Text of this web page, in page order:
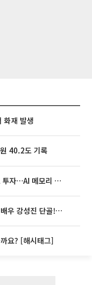
화재 발생
40.2도 기록
SK하이닉스, 용인·청주에 54조 투자…AI 메모리 생산기지 키운다
'2TV 생생정보' 오늘방송맛집- 배우 강성진 단골! 쌀국수ㆍ푸팟퐁 커리 맛집 '블○○○'
요? [해시태그]